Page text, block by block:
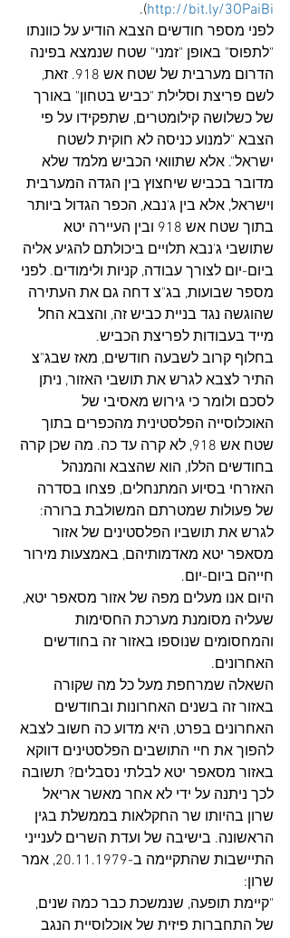
http://bit.ly/3OPaiBi
).
לפני מספר חודשים הצבא הודיע על כוונתו
"לתפוס" באופן "זמני" שטח שנמצא בפינה
הדרום מערבית של שטח אש 918. זאת,
לשם פריצת וסלילת "כביש בטחון" באורך
של כשלושה קילומטרים, שתפקידו על פי
הצבא "למנוע כניסה לא חוקית לשטח
ישראל". אלא שתוואי הכביש מלמד שלא
מדובר בכביש שיחצוץ בין הגדה המערבית
וישראל, אלא בין ג'נבא, הכפר הגדול ביותר
בתוך שטח אש 918 ובין העיירה יטא
שתושבי ג'נבא תלויים ביכולתם להגיע אליה
ביום-יום לצורך עבודה, קניות ולימודים. לפני
מספר שבועות, בג"צ דחה גם את העתירה
שהוגשה נגד בניית כביש זה, והצבא החל
מייד בעבודות לפריצת הכביש.
בחלוף קרוב לשבעה חודשים, מאז שבג"צ
התיר לצבא לגרש את תושבי האזור, ניתן
לסכם ולומר כי גירוש מאסיבי של
האוכלוסייה הפלסטינית מהכפרים בתוך
שטח אש 918, לא קרה עד כה. מה שכן קרה
בחודשים הללו, הוא שהצבא והמנהל
האזרחי בסיוע המתנחלים, פצחו בסדרה
של פעולות שמטרתם המשולבת ברורה:
לגרש את תושביו הפלסטינים של אזור
מסאפר יטא מאדמותיהם, באמצעות מירור
חייהם ביום-יום.
היום אנו מעלים מפה של אזור מסאפר יטא,
שעליה מסומנת מערכת החסימות
והמחסומים שנוספו באזור זה בחודשים
האחרונים.
השאלה שמרחפת מעל כל מה שקורה
באזור זה בשנים האחרונות ובחודשים
האחרונים בפרט, היא מדוע כה חשוב לצבא
להפוך את חיי התושבים הפלסטינים דווקא
באזור מסאפר יטא לבלתי נסבלים? תשובה
לכך ניתנה על ידי לא אחר מאשר אריאל
שרון בהיותו שר החקלאות בממשלת בגין
הראשונה. בישיבה של ועדת השרים לענייני
התיישבות שהתקיימה ב-20.11.1979, אמר
שרון:
"קיימת תופעה, שנמשכת כבר כמה שנים,
של התחברות פיזית של אוכלוסיית הנגב